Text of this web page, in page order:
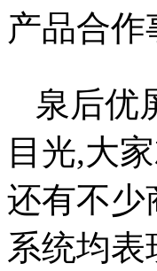
产品合作
泉后优
目光,大
还有不少
系统均